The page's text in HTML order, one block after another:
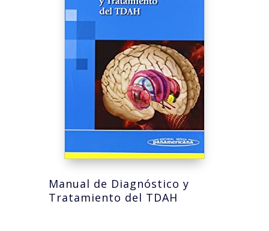
Manual de Diagnóstico y
Tratamiento del TDAH